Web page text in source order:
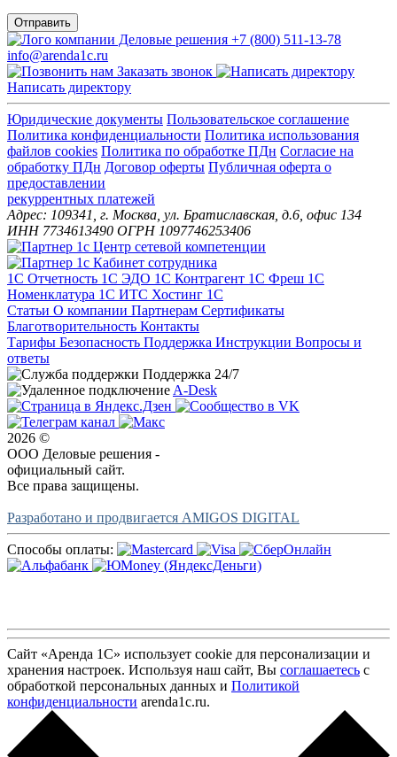
Отправить
+7 (800) 511-13-78
info@arenda1c.ru
Заказать звонок
Написать директору
Юридические документы Пользовательское соглашение
Политика конфиденциальности Политика использования
файлов cookies Политика по обработке ПДн Cогласие на
обработку ПДн Договор оферты Публичная оферта о
предоставлении
рекуррентных платежей
Адрес: 109341, г. Москва, ул. Братиславская, д.6, офис 134
ИНН 7734613490 ОГРН 1097746253406
1С Отчетность 1С ЭДО 1С Контрагент 1С Фреш 1С
Номенклатура 1С ИТС Хостинг 1С
Статьи О компании Партнерам Сертификаты
Благотворительность Контакты
Тарифы Безопасность Поддержка Инструкции Вопросы и
ответы
Поддержка 24/7
A-Desk
2026 ©
ООО Деловые решения -
официальный сайт.
Все права защищены.
Разработано и продвигается AMIGOS DIGITAL
Способы оплаты:
Сайт «Аренда 1С» использует cookie для персонализации и
хранения настроек. Используя наш сайт, Вы соглашаетесь с
обработкой персональных данных и Политикой
конфиденциальности arenda1c.ru.